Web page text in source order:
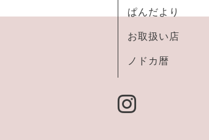
ぱんだより
お取扱い店
ノドカ暦